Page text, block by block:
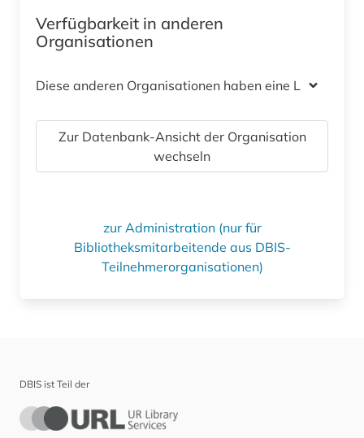
Verfügbarkeit in anderen
Organisationen
Diese anderen Organisationen haben eine Lizenz
Zur Datenbank-Ansicht der Organisation
wechseln
zur Administration (nur für
Bibliotheksmitarbeitende aus DBIS-
Teilnehmerorganisationen)
DBIS ist Teil der